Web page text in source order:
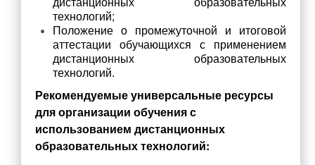
Комиссия по противодействию коррупции
Обратная связь для сообщений о фактах коррупции
Информационные материалы
Службы школы
Социально-педагогическое сопровождение
Психолого-педагогическое сопровождение
технологий;
Положение о промежуточной и итоговой
аттестации обучающихся с применением
дистанционных образовательных
технологий.
Рекомендуемые универсальные ресурсы
для организации обучения с
использованием дистанционных
образовательных технологий: